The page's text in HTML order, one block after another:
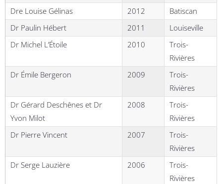
Dre Louise Gélinas
2012
Batiscan
Dr Paulin Hébert
2011
Louiseville
Dr Michel L’Étoile
2010
Trois-
Rivières
Dr Émile Bergeron
2009
Trois-
Rivières
Dr Gérard Deschênes et Dr
Yvon Milot
2008
Trois-
Rivières
Dr Pierre Vincent
2007
Trois-
Rivières
Dr Serge Lauzière
2006
Trois-
Rivières